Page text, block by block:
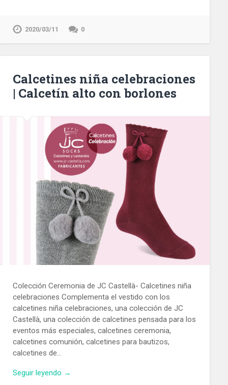
2020/03/11 0
Calcetines niña celebraciones
| Calcetín alto con borlones
Colección Ceremonia de JC Castellà- Calcetines niña
celebraciones Complementa el vestido con los
calcetines niña celebraciones, una colección de JC
Castellà, una colección de calcetines pensada para los
eventos más especiales, calcetines ceremonia,
calcetines comunión, calcetines para bautizos,
calcetines de…
Seguir leyendo →